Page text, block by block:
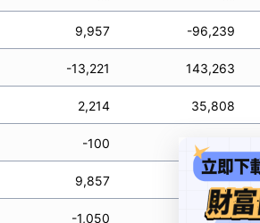
9,957 -96,239
-13,221 143,263
2,214 35,808
-100 -255
9,857 -96,494
-1,050 82,832